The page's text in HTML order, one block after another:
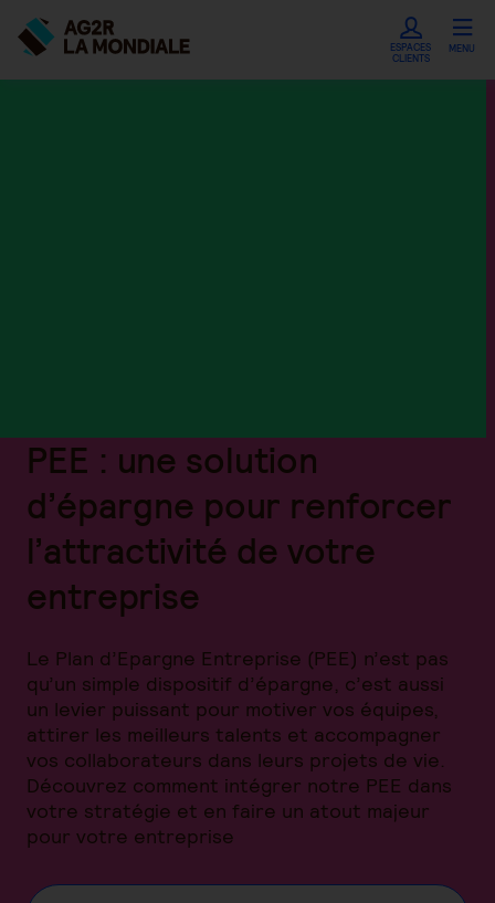
ESPACES
CLIENTS
MENU
PEE : une solution
d’épargne pour renforcer
l’attractivité de votre
entreprise
Le Plan d’Epargne Entreprise (PEE) n’est pas
qu’un simple dispositif d’épargne, c’est aussi
un levier puissant pour motiver vos équipes,
attirer les meilleurs talents et accompagner
vos collaborateurs dans leurs projets de vie.
Découvrez comment intégrer notre PEE dans
votre stratégie et en faire un atout majeur
pour votre entreprise